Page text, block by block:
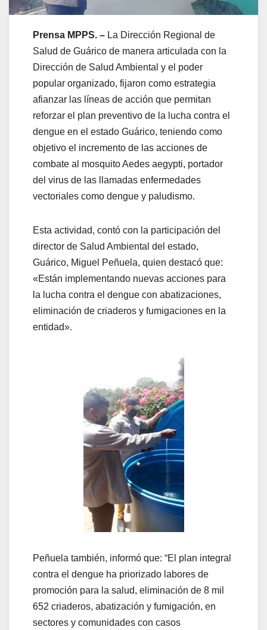
Prensa MPPS. – La Dirección Regional de
Salud de Guárico de manera articulada con la
Dirección de Salud Ambiental y el poder
popular organizado, fijaron como estrategia
afianzar las líneas de acción que permitan
reforzar el plan preventivo de la lucha contra el
dengue en el estado Guárico, teniendo como
objetivo el incremento de las acciones de
combate al mosquito Aedes aegypti, portador
del virus de las llamadas enfermedades
vectoriales como dengue y paludismo.
Esta actividad, contó con la participación del
director de Salud Ambiental del estado,
Guárico, Miguel Peñuela, quien destacó que:
«Están implementando nuevas acciones para
la lucha contra el dengue con abatizaciones,
eliminación de criaderos y fumigaciones en la
entidad».
Peñuela también, informó que: “El plan integral
contra el dengue ha priorizado labores de
promoción para la salud, eliminación de 8 mil
652 criaderos, abatización y fumigación, en
sectores y comunidades con casos